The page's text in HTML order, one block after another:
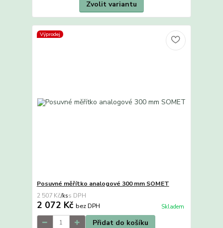
Zvolit variantu
Výprodej
Posuvné měřítko analogové 300 mm SOMET
2 507 Kč/ks
2 072 Kč bez DPH Skladem
Přidat do košíku